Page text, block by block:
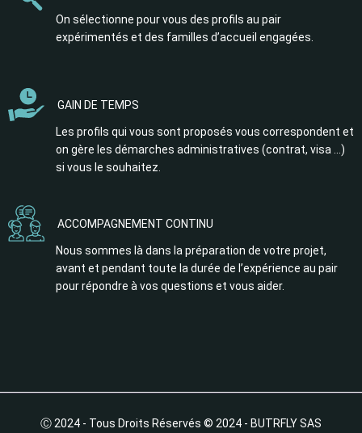
On sélectionne pour vous des profils au pair
expérimentés et des familles d’accueil engagées.
GAIN DE TEMPS
Les profils qui vous sont proposés vous correspondent et
on gère les démarches administratives (contrat, visa …)
si vous le souhaitez.
ACCOMPAGNEMENT CONTINU
Nous sommes là dans la préparation de votre projet,
avant et pendant toute la durée de l’expérience au pair
pour répondre à vos questions et vous aider.
Ⓒ 2024 - Tous Droits Réservés © 2024 - BUTRFLY SAS